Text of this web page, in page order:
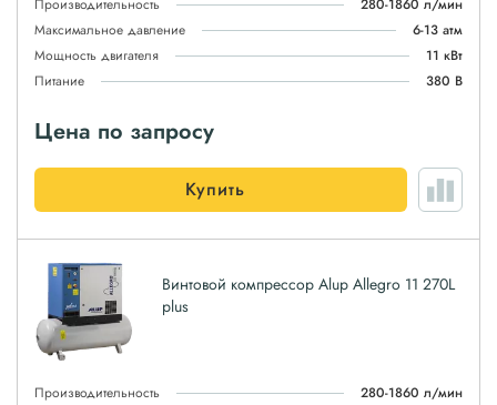
Производительность
280-1860 л/мин
Максимальное давление
6-13 атм
Мощность двигателя
11 кВт
Питание
380 В
Цена по запросу
Купить
Винтовой компрессор Alup Allegro 11 270L
plus
Производительность
280-1860 л/мин